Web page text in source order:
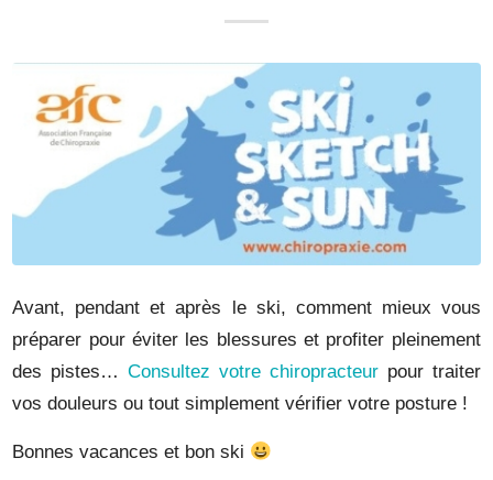
Avant, pendant et après le ski, comment mieux vous
préparer pour éviter les blessures et profiter pleinement
des pistes…Consultez votre chiropracteurpour traiter
vos douleurs ou tout simplement vérifier votre posture !
Bonnes vacances et bon ski